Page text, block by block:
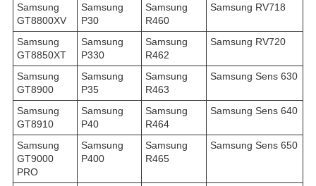
Samsung
GT8800XV
Samsung
P30
Samsung
R460
Samsung RV718
Samsung
GT8850XT
Samsung
P330
Samsung
R462
Samsung RV720
Samsung
GT8900
Samsung
P35
Samsung
R463
Samsung Sens 630
Samsung
GT8910
Samsung
P40
Samsung
R464
Samsung Sens 640
Samsung
GT9000
PRO
Samsung
P400
Samsung
R465
Samsung Sens 650